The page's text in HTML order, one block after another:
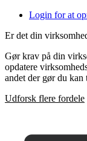
Login for at
Er det din
Gør krav på din
opdatere
andet der gør du
Udforsk flere fordele